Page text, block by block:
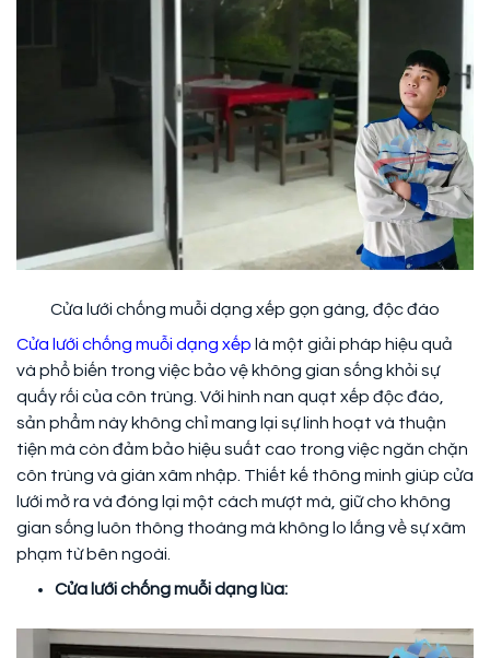
Cửa lưới chống muỗi dạng xếp gọn gàng, độc đáo
Cửa lưới chống muỗi dạng xếp là một giải pháp hiệu quả
và phổ biến trong việc bảo vệ không gian sống khỏi sự
quấy rối của côn trùng. Với hình nan quạt xếp độc đáo,
sản phẩm này không chỉ mang lại sự linh hoạt và thuận
tiện mà còn đảm bảo hiệu suất cao trong việc ngăn chặn
côn trùng và gián xâm nhập. Thiết kế thông minh giúp cửa
lưới mở ra và đóng lại một cách mượt mà, giữ cho không
gian sống luôn thông thoáng mà không lo lắng về sự xâm
phạm từ bên ngoài.
Cửa lưới chống muỗi dạng lùa: